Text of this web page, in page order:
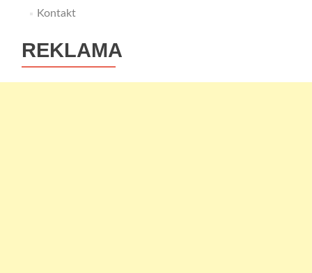
Kontakt
REKLAMA